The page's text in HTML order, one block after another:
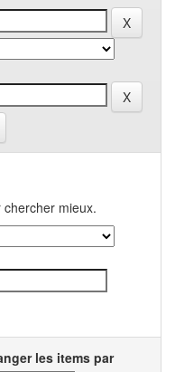
mieux.
les items par